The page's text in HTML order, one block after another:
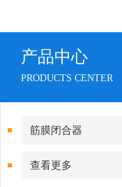
产品中心
PRODUCTS CENTER
筋膜闭合器
查看更多